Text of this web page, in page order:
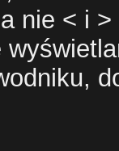
nie < i